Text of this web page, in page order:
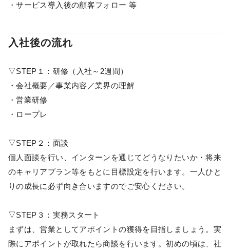
・サービス導入後の顧客フォロー 等
入社後の流れ
▽STEP１：研修（入社～2週間）
・会社概要／事業内容／業界の理解
・営業研修
・ロープレ
▽STEP２：面談
個人面談を行い、インターンを通じてどうなりたいか・将来
のキャリアプラン等をもとに目標設定を行います。一人ひと
りの成長に必ず向き合いますのでご安心ください。
▽STEP３：実務スタート
まずは、営業としてアポイントの獲得を目指しましょう。実
際にアポイントが取れたら商談を行います。初めの頃は、社